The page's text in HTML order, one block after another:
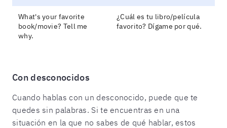
What's your favorite
book/movie? Tell me
why.
¿Cuál es tu libro/película
favorito? Dígame por qué.
Con desconocidos
Cuando hablas con un desconocido, puede que te
quedes sin palabras. Si te encuentras en una
situación en la que no sabes de qué hablar, estos